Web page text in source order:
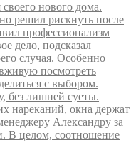
нового дома.
решил рискнуть после
профессионализм
дело, подсказал
случая. Особенно
посмотреть
с выбором.
без лишней суеты.
нареканий, окна держат
Александру за
В целом, соотношение